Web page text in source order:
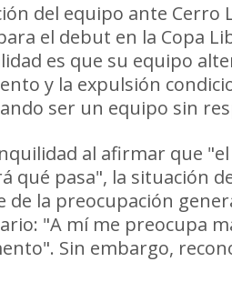
del equipo ante Cerro
el debut en la Copa
es que su equipo
y la expulsión
ser un equipo sin
al afirmar que
qué pasa", la situación
de la preocupación
"A mí me preocupa
Sin embargo,